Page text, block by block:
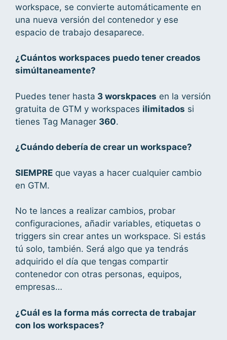
workspace, se convierte automáticamente en
una nueva versión del contenedor y ese
espacio de trabajo desaparece.
¿Cuántos workspaces puedo tener creados
simúltaneamente?
Puedes tener hasta 3 worskpaces en la versión
gratuita de GTM y workspaces ilimitados si
tienes Tag Manager 360.
¿Cuándo debería de crear un workspace?
SIEMPRE que vayas a hacer cualquier cambio
en GTM.
No te lances a realizar cambios, probar
configuraciones, añadir variables, etiquetas o
triggers sin crear antes un workspace. Si estás
tú solo, también. Será algo que ya tendrás
adquirido el día que tengas compartir
contenedor con otras personas, equipos,
empresas…
¿Cuál es la forma más correcta de trabajar
con los workspaces?